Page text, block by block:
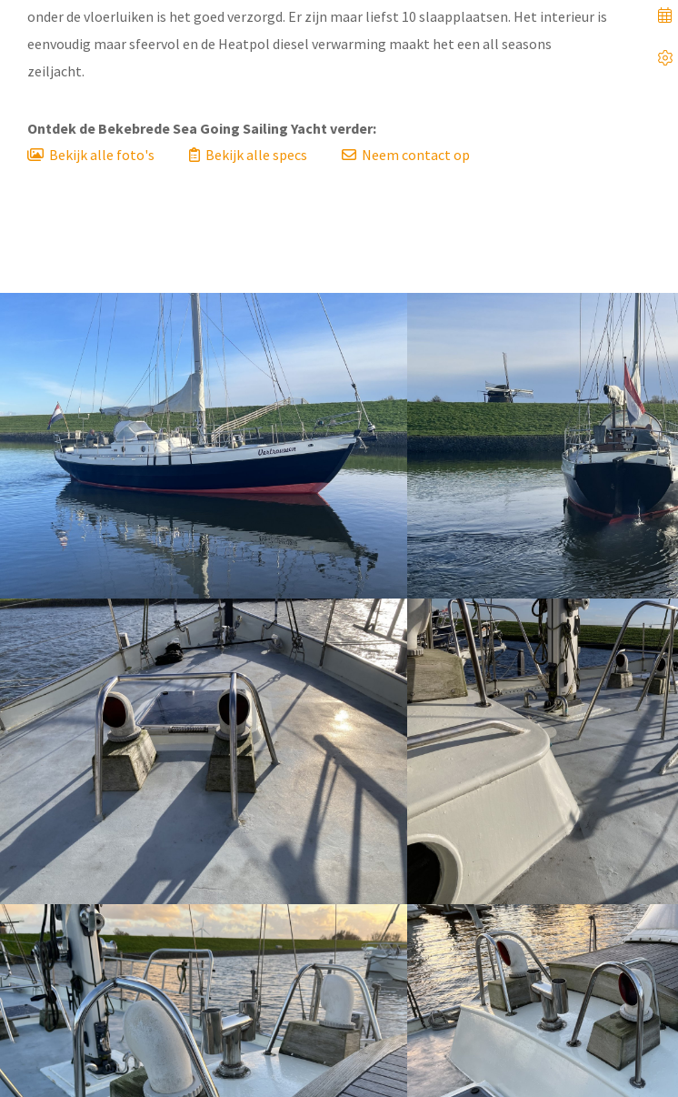
onder de vloerluiken is het goed verzorgd. Er zijn maar liefst 10 slaapplaatsen. Het interieur is
eenvoudig maar sfeervol en de Heatpol diesel verwarming maakt het een all seasons
zeiljacht.
Ontdek de Bekebrede Sea Going Sailing Yacht verder:
Bekijk alle foto's
Bekijk alle specs Neem contact op